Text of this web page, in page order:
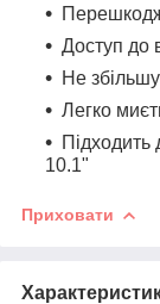
Доступ до
Не
Легко
10.1"
Приховати